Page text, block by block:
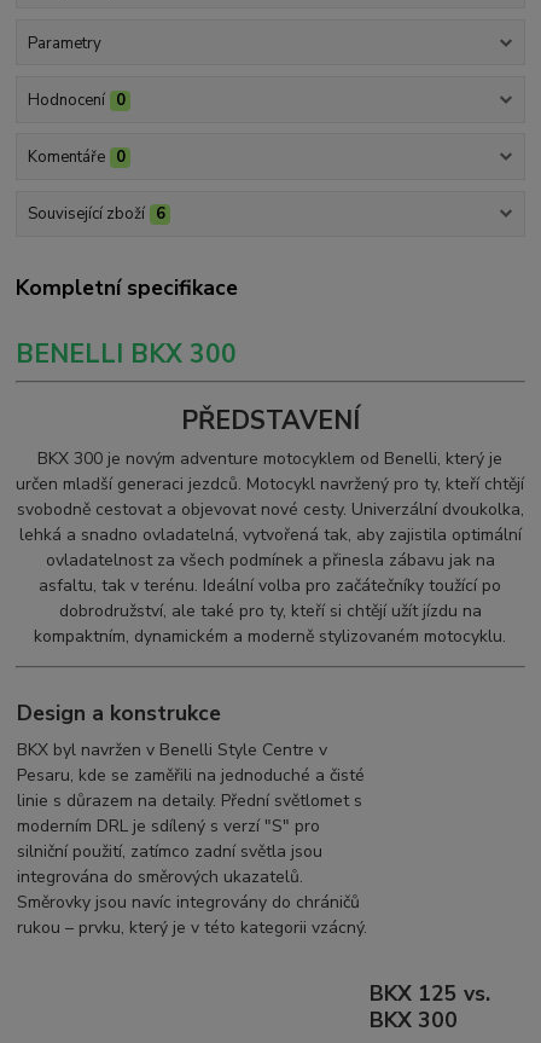
Parametry
Hodnocení 0
Komentáře 0
Související zboží 6
Kompletní specifikace
BENELLI BKX 300
PŘEDSTAVENÍ
BKX 300 je novým adventure motocyklem od Benelli, který je
určen mladší generaci jezdců. Motocykl navržený pro ty, kteří chtějí
svobodně cestovat a objevovat nové cesty. Univerzální dvoukolka,
lehká a snadno ovladatelná, vytvořená tak, aby zajistila optimální
ovladatelnost za všech podmínek a přinesla zábavu jak na
asfaltu, tak v terénu. Ideální volba pro začátečníky toužící po
dobrodružství, ale také pro ty, kteří si chtějí užít jízdu na
kompaktním, dynamickém a moderně stylizovaném motocyklu.
Design a konstrukce
BKX byl navržen v Benelli Style Centre v
Pesaru, kde se zaměřili na jednoduché a čisté
linie s důrazem na detaily. Přední světlomet s
moderním DRL je sdílený s verzí "S" pro
silniční použití, zatímco zadní světla jsou
integrována do směrových ukazatelů.
Směrovky jsou navíc integrovány do chráničů
rukou – prvku, který je v této kategorii vzácný.
BKX 125 vs.
BKX 300